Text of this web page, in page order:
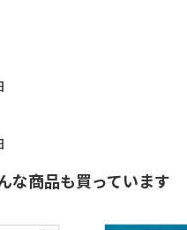
な商品も買っています